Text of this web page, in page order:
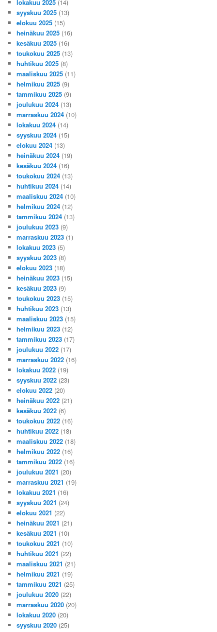
lokakuu 2025 (14)
syyskuu 2025 (13)
elokuu 2025 (15)
heinäkuu 2025 (16)
kesäkuu 2025 (16)
toukokuu 2025 (13)
huhtikuu 2025 (8)
maaliskuu 2025 (11)
helmikuu 2025 (9)
tammikuu 2025 (9)
joulukuu 2024 (13)
marraskuu 2024 (10)
lokakuu 2024 (14)
syyskuu 2024 (15)
elokuu 2024 (13)
heinäkuu 2024 (19)
kesäkuu 2024 (16)
toukokuu 2024 (13)
huhtikuu 2024 (14)
maaliskuu 2024 (10)
helmikuu 2024 (12)
tammikuu 2024 (13)
joulukuu 2023 (9)
marraskuu 2023 (1)
lokakuu 2023 (5)
syyskuu 2023 (8)
elokuu 2023 (18)
heinäkuu 2023 (15)
kesäkuu 2023 (9)
toukokuu 2023 (15)
huhtikuu 2023 (13)
maaliskuu 2023 (15)
helmikuu 2023 (12)
tammikuu 2023 (17)
joulukuu 2022 (17)
marraskuu 2022 (16)
lokakuu 2022 (19)
syyskuu 2022 (23)
elokuu 2022 (20)
heinäkuu 2022 (21)
kesäkuu 2022 (6)
toukokuu 2022 (16)
huhtikuu 2022 (18)
maaliskuu 2022 (18)
helmikuu 2022 (16)
tammikuu 2022 (16)
joulukuu 2021 (20)
marraskuu 2021 (19)
lokakuu 2021 (16)
syyskuu 2021 (24)
elokuu 2021 (22)
heinäkuu 2021 (21)
kesäkuu 2021 (10)
toukokuu 2021 (10)
huhtikuu 2021 (22)
maaliskuu 2021 (21)
helmikuu 2021 (19)
tammikuu 2021 (25)
joulukuu 2020 (22)
marraskuu 2020 (20)
lokakuu 2020 (20)
syyskuu 2020 (25)